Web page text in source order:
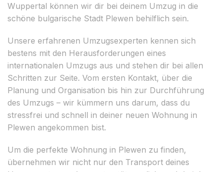
Wuppertal können wir dir bei deinem Umzug in die
schöne bulgarische Stadt Plewen behilflich sein.
Unsere erfahrenen Umzugsexperten kennen sich
bestens mit den Herausforderungen eines
internationalen Umzugs aus und stehen dir bei allen
Schritten zur Seite. Vom ersten Kontakt, über die
Planung und Organisation bis hin zur Durchführung
des Umzugs – wir kümmern uns darum, dass du
stressfrei und schnell in deiner neuen Wohnung in
Plewen angekommen bist.
Um die perfekte Wohnung in Plewen zu finden,
übernehmen wir nicht nur den Transport deines